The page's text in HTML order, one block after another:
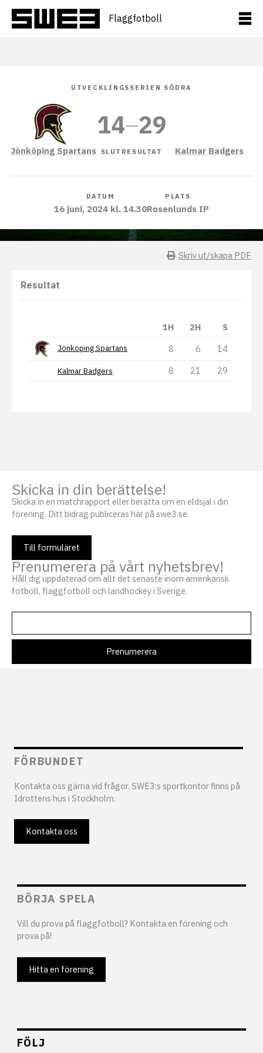
innehåll
Flaggfotboll
UTVECKLINGSSERIEN SÖDRA
Jönköping Spartans
14–29
SLUTRESULTAT Kalmar Badgers
DATUM
16 juni, 2024 kl. 14.30
PLATS
Rosenlunds IP
Skriv ut/skapa PDF
Resultat
1H 2H S
Jönköping Spartans 8 6 14
Kalmar Badgers 8 21 29
Skicka in din berättelse!
Skicka in en matchrapport eller berätta om en eldsjäl i din
förening. Ditt bidrag publiceras här på swe3.se.
Till formuläret
Prenumerera på vårt nyhetsbrev!
Håll dig uppdaterad om allt det senaste inom amerikansk
fotboll, flaggfotboll och landhockey i Sverige.
FÖRBUNDET
Kontakta oss gärna vid frågor. SWE3:s sportkontor finns på
Idrottens hus i Stockholm.
Kontakta oss
BÖRJA SPELA
Vill du prova på flaggfotboll? Kontakta en förening och
prova på!
Hitta en förening
FÖLJ